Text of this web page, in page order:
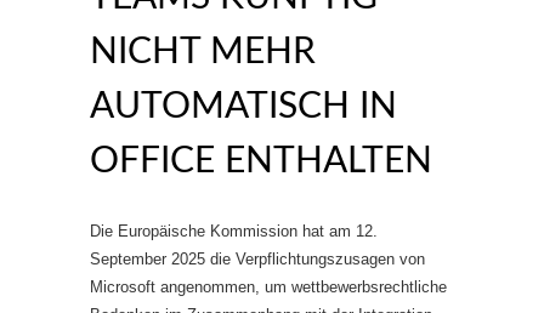
NICHT MEHR
AUTOMATISCH IN
OFFICE ENTHALTEN
Die Europäische Kommission hat am 12.
September 2025 die Verpflichtungszusagen von
Microsoft angenommen, um wettbewerbsrechtliche